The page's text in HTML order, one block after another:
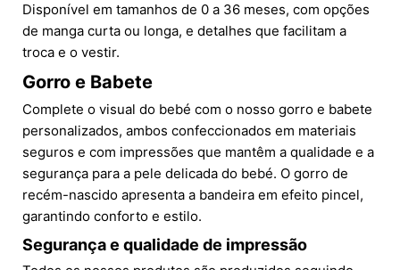
Disponível em tamanhos de 0 a 36 meses, com opções
de manga curta ou longa, e detalhes que facilitam a
troca e o vestir.
Gorro e Babete
Complete o visual do bebé com o nosso gorro e babete
personalizados, ambos confeccionados em materiais
seguros e com impressões que mantêm a qualidade e a
segurança para a pele delicada do bebé. O gorro de
recém-nascido apresenta a bandeira em efeito pincel,
garantindo conforto e estilo.
Segurança e qualidade de impressão